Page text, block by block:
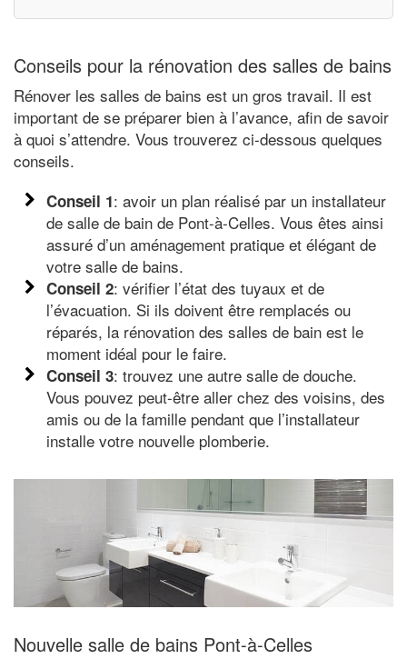
Conseils pour la rénovation des salles de bains
Rénover les salles de bains est un gros travail. Il est
important de se préparer bien à l’avance, afin de savoir
à quoi s’attendre. Vous trouverez ci-dessous quelques
conseils.
Conseil 1: avoir un plan réalisé par un installateur
de salle de bain de Pont-à-Celles. Vous êtes ainsi
assuré d’un aménagement pratique et élégant de
votre salle de bains.
Conseil 2: vérifier l’état des tuyaux et de
l’évacuation. Si ils doivent être remplacés ou
réparés, la rénovation des salles de bain est le
moment idéal pour le faire.
Conseil 3: trouvez une autre salle de douche.
Vous pouvez peut-être aller chez des voisins, des
amis ou de la famille pendant que l’installateur
installe votre nouvelle plomberie.
Nouvelle salle de bains Pont-à-Celles